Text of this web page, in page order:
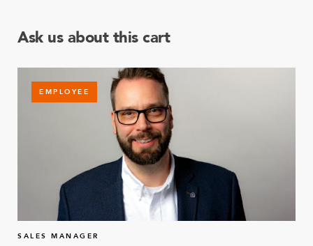
Ask us about this cart
EMPLOYEE
SALES MANAGER